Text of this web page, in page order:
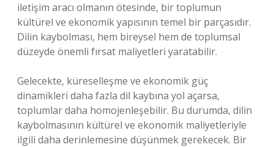
iletişim aracı olmanın ötesinde, bir toplumun
kültürel ve ekonomik yapısının temel bir parçasıdır.
Dilin kaybolması, hem bireysel hem de toplumsal
düzeyde önemli fırsat maliyetleri yaratabilir.
Gelecekte, küreselleşme ve ekonomik güç
dinamikleri daha fazla dil kaybına yol açarsa,
toplumlar daha homojenleşebilir. Bu durumda, dilin
kaybolmasının kültürel ve ekonomik maliyetleriyle
ilgili daha derinlemesine düşünmek gerekecek. Bir